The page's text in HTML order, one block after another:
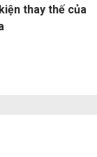
thay thế của